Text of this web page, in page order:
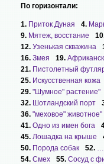
По горизонтали:
1. Приток Дуная 4.
9. Мятеж, восстание
12. Узенькая скважина
16. Змея 19.
21. Пистолетный
25. Искусственная кожа
29. "Шумное" растение"
32. Шотландский порт
36. "меховое" животное"
41. Одно из имен бога
45. Лошадка на крыше
50. Порода собак 52.
54. Смех 55. Сосуд с